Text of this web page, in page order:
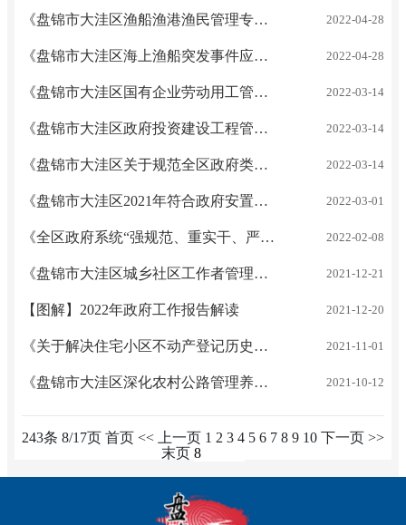
《盘锦市大洼区渔船渔港渔民管理专项整治工作方案》 大政办发〔2022〕10号 解读 2022-04-28
《盘锦市大洼区海上渔船突发事件应急处置方案》 大政办发〔2022〕9号 解读 2022-04-28
《盘锦市大洼区国有企业劳动用工管理规定》大政办发〔2022〕7号 解读 2022-03-14
《盘锦市大洼区政府投资建设工程管理规定》大政办发〔2022〕6号 解读 2022-03-14
《盘锦市大洼区关于规范全区政府类投资工程项目造价咨询服务管理的规定》大政办发〔2022〕5号 解读 2022-03-14
《盘锦市大洼区2021年符合政府安置条件退役士官的安置方案》大政办发〔2022〕4号 解读 2022-03-01
《全区政府系统“强规范、重实干、严督办”专项行动工作方案》大政办发〔2022〕3号 解读 2022-02-08
《盘锦市大洼区城乡社区工作者管理办法》大政办发〔2021〕35号 解读 2021-12-21
【图解】2022年政府工作报告解读 2021-12-20
《关于解决住宅小区不动产登记历史遗留问题的若干意见》大政办发〔2021〕32号 解读 2021-11-01
《盘锦市大洼区深化农村公路管理养护体制改革实施方案》大政办发〔2021〕30号 解读 2021-10-12
243条 8/17页 首页 << 上一页 1 2 3 4 5 6 7 8 9 10 下一页 >>
末页